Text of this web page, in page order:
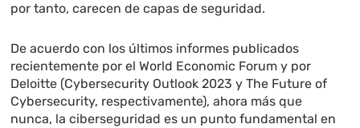
por tanto, carecen de capas de seguridad.
De acuerdo con los últimos informes publicados
recientemente por el World Economic Forum y por
Deloitte (Cybersecurity Outlook 2023 y The Future of
Cybersecurity, respectivamente), ahora más que
nunca, la ciberseguridad es un punto fundamental en